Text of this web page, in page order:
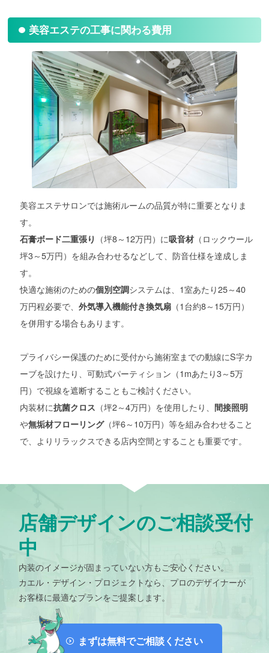
美容エステの工事に関わる費用
美容エステサロンでは施術ルームの品質が特に重要となりま
す。
石膏ボード二重張り （坪8～12万円）に吸音材（ロックウール
坪3～5万円）を組み合わせるなどして、防音仕様を達成しま
す。
快適な施術のための個別空調システムは、1室あたり25～40
万円程必要で、外気導入機能付き換気扇 （1台約8～15万円）
を併用する場合もあります。
プライバシー保護のために受付から施術室までの動線にS字カ
ーブを設けたり、可動式パーティション（1mあたり3～5万
円）で視線を遮断することもご検討ください。
内装材に抗菌クロス （坪2～4万円）を使用したり、 間接照明
や無垢材フローリング（坪6～10万円）等を組み合わせること
で、よりリラックスできる店内空間とすることも重要です。
店舗デザインのご相談受付
中
内装のイメージが固まっていない方もご安心ください。
カエル・デザイン・プロジェクトなら、プロのデザイナーが
お客様に最適なプランをご提案します。
まずは無料でご相談ください